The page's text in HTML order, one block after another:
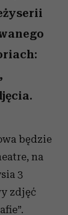
będzie
na
3
zdjęć